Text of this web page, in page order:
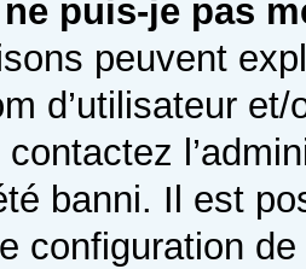
puis-je pas
peuvent
d’utilisateur
contactez
banni. Il est
configuration